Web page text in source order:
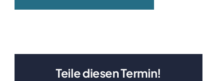
Teile diesen Termin!